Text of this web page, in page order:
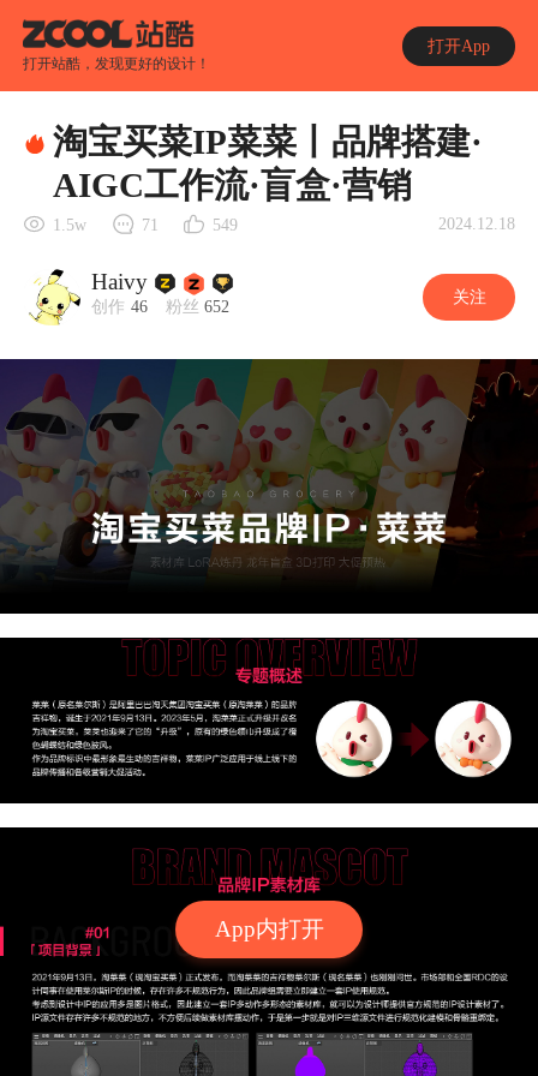
打开站酷，发现更好的设计！
打开App
App内打开
淘宝买菜IP菜菜丨品牌搭建·
AIGC工作流·盲盒·营销
1.5w 71 549 2024.12.18
Haivy
创作 46 粉丝 652 关注